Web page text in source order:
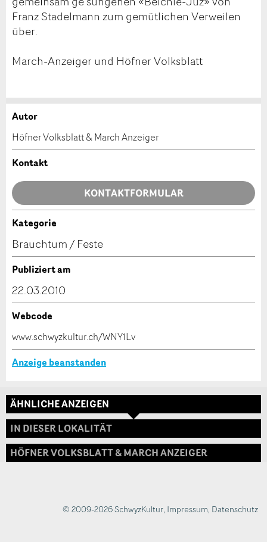
Franz Stadelmann zum gemütlichen Verweilen
über.
March-Anzeiger und Höfner Volksblatt
Anzeige beanstanden
Ihr Feedback wird sehr geschätzt!
Allgemeines Feedback
Anzeige nicht mehr gültig
Anzeige unvollständig
* Eingabe erforderlich
Anzeige weiterempfehlen
Empfehlen Sie diese Anzeige an Freunde weiter.
* Eingabe erforderlich
Autor
Höfner Volksblatt & March Anzeiger
Kontakt
KONTAKTFORMULAR
Kontakt
Verfassen Sie eine Nachricht für die Kontaktpersonen
Adresse
Kategorie
Brauchtum / Feste
Publiziert am
22.03.2010
Webcode
www.schwyzkultur.ch/WNY1Lv
Anzeige beanstanden
ÄHNLICHE ANZEIGEN
IN DIESER LOKALITÄT
HÖFNER VOLKSBLATT & MARCH ANZEIGER
© 2009-2026 SchwyzKultur, Impressum, Datenschutz